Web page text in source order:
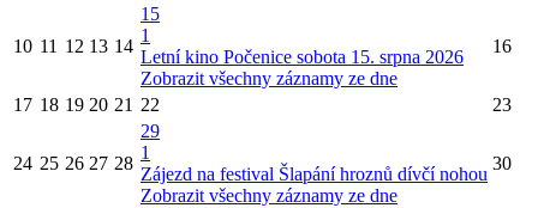
10 11 12 13 14
15
1
Letní kino Počenice sobota 15. srpna 2026
Zobrazit všechny záznamy ze dne
16
17 18 19 20 21 22 23
24 25 26 27 28
29
1
Zájezd na festival Šlapání hroznů dívčí nohou
Zobrazit všechny záznamy ze dne
30